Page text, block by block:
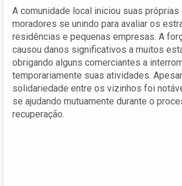
A comunidade local iniciou suas
moradores se unindo para avaliar os
residências e pequenas empresas. A
causou danos significativos a muitos
obrigando alguns comerciantes a
temporariamente suas atividades.
solidariedade entre os vizinhos foi
se ajudando mutuamente durante o
recuperação.